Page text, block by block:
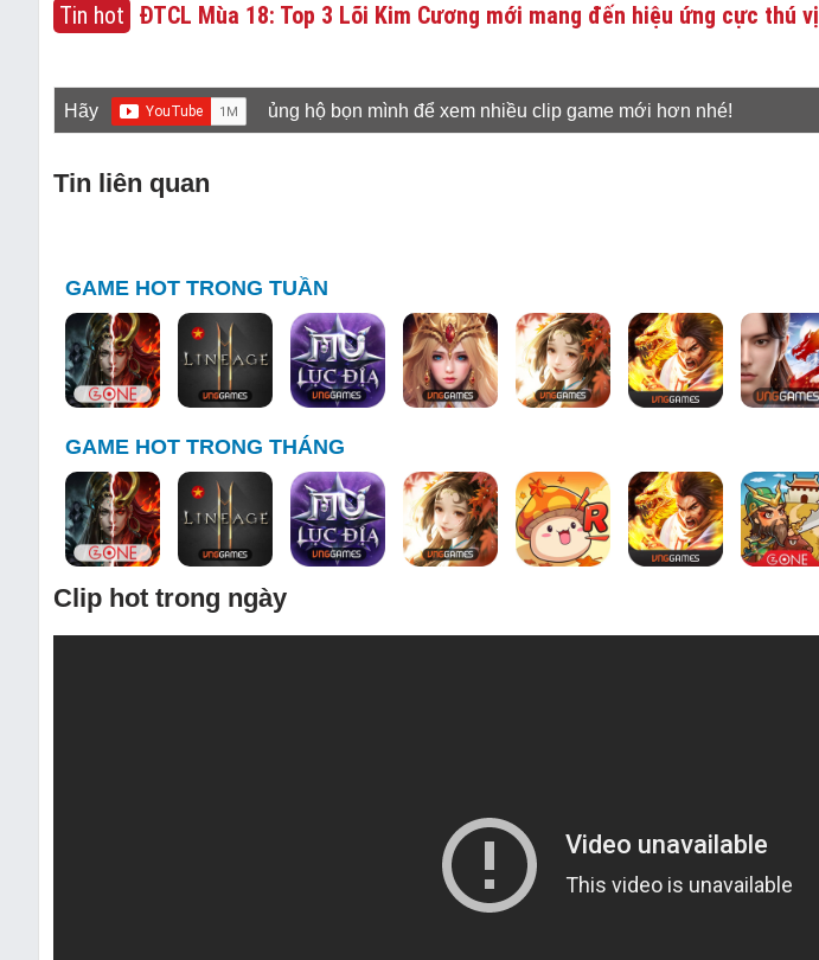
Tin hot ĐTCL Mùa 18: Top 3 Lõi Kim Cương mới mang đến hiệu ứng cực thú vị
Hãy ủng hộ bọn mình để xem nhiều clip game mới hơn nhé!
Tin liên quan
GAME HOT TRONG TUẦN
GAME HOT TRONG THÁNG
Clip hot trong ngày